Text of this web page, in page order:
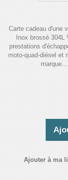
Carte cadeau d'une
Inox brossé
prestations
moto-quad-diésel et
Ajouter à ma